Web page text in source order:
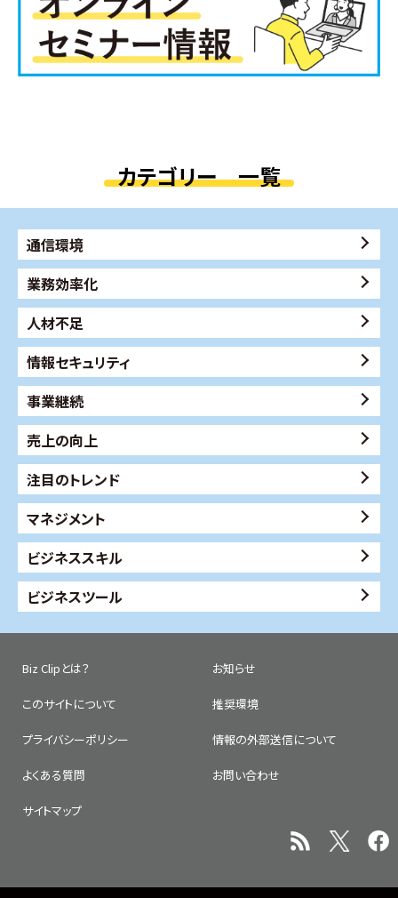
カテゴリー 一覧
通信環境
業務効率化
人材不足
情報セキュリティ
事業継続
売上の向上
注目のトレンド
マネジメント
ビジネススキル
ビジネスツール
Biz Clipとは？ お知らせ
このサイトについて 推奨環境
プライバシーポリシー 情報の外部送信について
よくある質問 お問い合わせ
サイトマップ